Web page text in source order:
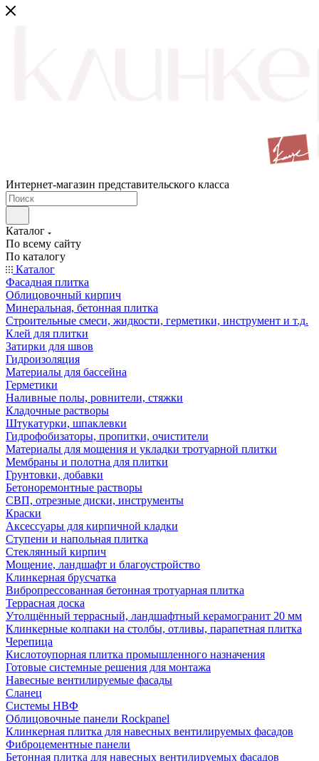
Интернет-магазин представительского класса
Каталог
По всему сайту
По каталогу
Каталог
Фасадная плитка
Облицовочный кирпич
Минеральная, бетонная плитка
Строительные смеси, жидкости, герметики, инструмент и т.д.
Клей для плитки
Затирки для швов
Гидроизоляция
Материалы для бассейна
Герметики
Наливные полы, ровнители, стяжки
Кладочные растворы
Штукатурки, шпаклевки
Гидрофобизаторы, пропитки, очистители
Материалы для мощения и укладки тротуарной плитки
Мембраны и полотна для плитки
Грунтовки, добавки
Бетоноремонтные растворы
СВП, отрезные диски, инструменты
Краски
Аксессуары для кирпичной кладки
Ступени и напольная плитка
Cтеклянный кирпич
Мощение, ландшафт и благоустройство
Клинкерная брусчатка
Вибропрессованная бетонная тротуарная плитка
Террасная доска
Утолщённый террасный, ландшафтный керамогранит 20 мм
Клинкерные колпаки на столбы, отливы, парапетная плитка
Черепица
Кислотоупорная плитка промышленного назначения
Готовые системные решения для монтажа
Навесные вентилируемые фасады
Сланец
Системы НВФ
Облицовочные панели Rockpanel
Клинкерная плитка для навесных вентилируемых фасадов
Фиброцементные панели
Бетонная плитка для навесных вентилируемых фасадов